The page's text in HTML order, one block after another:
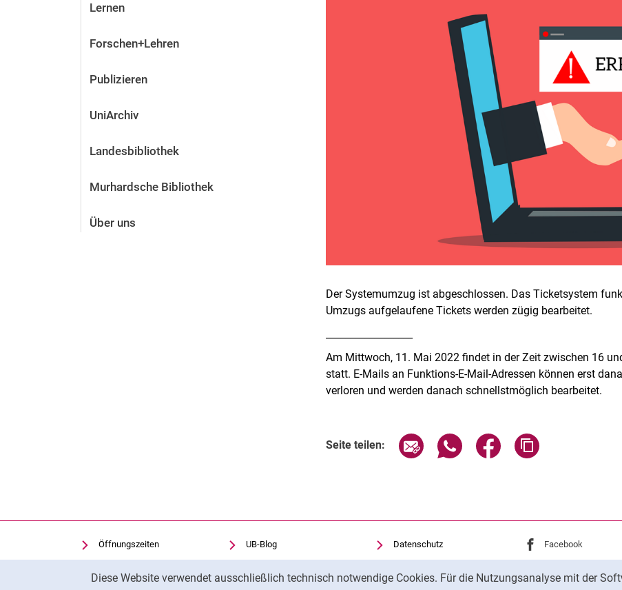
Diese Website verwendet ausschließlich technisch notwendige Cookies. Für die Nutzungsanalyse mit der
Lernen
Forschen+Lehren
Publizieren
UniArchiv
Landesbibliothek
Murhardsche Bibliothek
Über uns
Der Systemumzug ist abgeschlossen. Das Ticketsystem
Umzugs aufgelaufene Tickets werden zügig bearbeitet.
Am Mittwoch, 11. Mai 2022 findet in der Zeit zwischen 16
statt. E-Mails an Funktions-E-Mail-Adressen können erst
verloren und werden danach schnellstmöglich bearbeitet.
Seite teilen: Seite über E-Mail teilen
Seite über WhatsApp teilen
Seite über Facebook
Öffnungszeiten
Kontakt & Anfahrt
Bibliothek A-Z
UB-Blog
Redaktion
Rechtliches
Datenschutz
Barrierefreiheit
Transparenter KI-Einsatz
Externer Link:
Facebook
Externer Link:
Youtube(öffnet
Externer Link:
Instagram(öffnet